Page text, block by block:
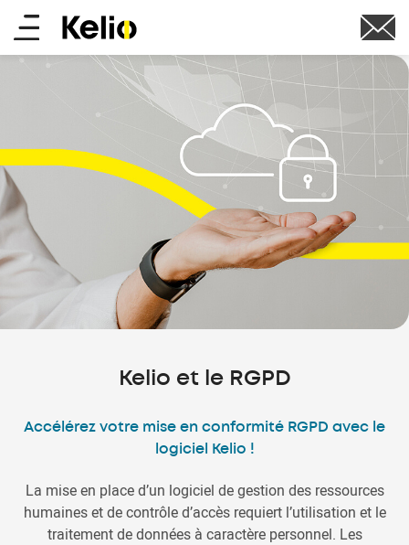
Aller
au
contenu
Main
menu
Kelio et le RGPD
Accélérez votre mise en conformité RGPD avec le
logiciel Kelio !
La mise en place d’un logiciel de gestion des ressources
humaines et de contrôle d’accès requiert l’utilisation et le
traitement de données à caractère personnel. Les